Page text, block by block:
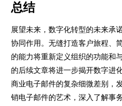
总结
展望未来，数字化转型的未来承
协同作用。无缝打造客户旅程、
的能力将重新定义组织的功能和
的后续文章将进一步揭开数字进
商业电子邮件的复杂细微差别，
销电子邮件的艺术，深入了解事